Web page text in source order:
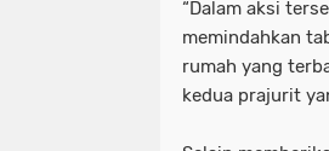
“Dalam aksi
memindahkan
rumah yang
kedua prajurit